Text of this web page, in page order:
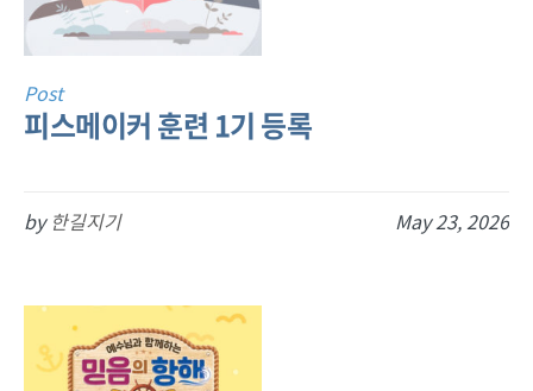
Post
피스메이커 훈련 1기 등록
May 23, 2026
by 한길지기